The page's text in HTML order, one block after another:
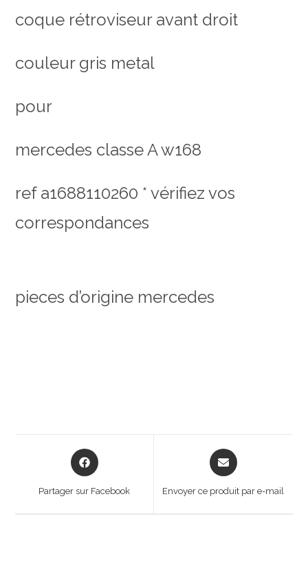
coque rétroviseur avant droit
couleur gris metal
pour
mercedes classe A w168
ref a1688110260 * vérifiez vos
correspondances
pieces d’origine mercedes
Opens
in
Partager sur Facebook
Opens
in
new
Envoyer ce produit par e-mail